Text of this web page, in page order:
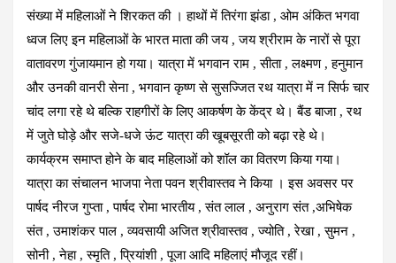
संख्या में महिलाओं ने शिरकत की । हाथों में तिरंगा झंडा , ओम अंकित भगवा
ध्वज लिए इन महिलाओं के भारत माता की जय , जय श्रीराम के नारों से पूरा
वातावरण गुंजायमान हो गया। यात्रा में भगवान राम , सीता , लक्ष्मण , हनुमान
और उनकी वानरी सेना , भगवान कृष्ण से सुसज्जित रथ यात्रा में न सिर्फ चार
चांद लगा रहे थे बल्कि राहगीरों के लिए आकर्षण के केंद्र थे। बैंड बाजा , रथ
में जुते घोड़े और सजे-धजे ऊंट यात्रा की खूबसूरती को बढ़ा रहे थे।
कार्यक्रम समाप्त होने के बाद महिलाओं को शॉल का वितरण किया गया।
यात्रा का संचालन भाजपा नेता पवन श्रीवास्तव ने किया । इस अवसर पर
पार्षद नीरज गुप्ता , पार्षद रोमा भारतीय , संत लाल , अनुराग संत ,अभिषेक
संत , उमाशंकर पाल , व्यवसायी अजित श्रीवास्तव , ज्योति , रेखा , सुमन ,
सोनी , नेहा , स्मृति , प्रियांशी , पूजा आदि महिलाएं मौजूद रहीं।